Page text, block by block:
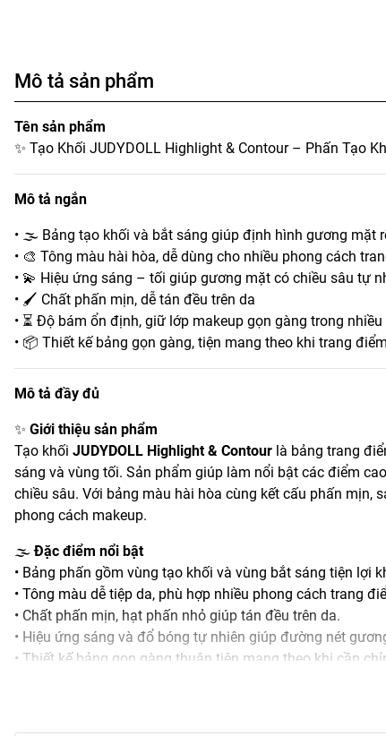
Mô tả sản phẩm
Tên sản phẩm
✨ Tạo Khối JUDYDOLL Highlight & Contour – Phấn Tạo
Mô tả ngắn
• 🌫️ Bảng tạo khối và bắt sáng giúp định hình gương mặt
• 🎨 Tông màu hài hòa, dễ dùng cho nhiều phong cách
• 💫 Hiệu ứng sáng – tối giúp gương mặt có chiều sâu tự
• 🖌️ Chất phấn mịn, dễ tán đều trên da
• ⏳ Độ bám ổn định, giữ lớp makeup gọn gàng trong
• 📦 Thiết kế bảng gọn gàng, tiện mang theo khi trang điểm
Mô tả đầy đủ
✨ Giới thiệu sản phẩm
Tạo khối JUDYDOLL Highlight & Contour là bảng trang
sáng và vùng tối. Sản phẩm giúp làm nổi bật các điểm
chiều sâu. Với bảng màu hài hòa cùng kết cấu phấn mịn,
phong cách makeup.
🌫️Đặc điểm nổi bật
• Bảng phấn gồm vùng tạo khối và vùng bắt sáng tiện lợi
• Tông màu dễ tiệp da, phù hợp nhiều phong cách trang
• Chất phấn mịn, hạt phấn nhỏ giúp tán đều trên da.
• Hiệu ứng sáng và đổ bóng tự nhiên giúp đường nét
• Thiết kế bảng gọn gàng thuận tiện mang theo khi cần